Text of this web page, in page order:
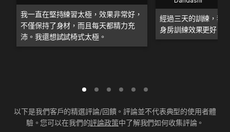
我一直在堅持練習太極，效果非常好，
不僅保持了身材，而且每天都精力充
沛。我還想試試椅式太極。
經過三天的訓練，我
身房訓練效果更好。
以下是我們客戶的精選評論/回饋。評論並不代表典型的使用者體
驗。您可以在我們的評論政策中了解我們如何收集評論。